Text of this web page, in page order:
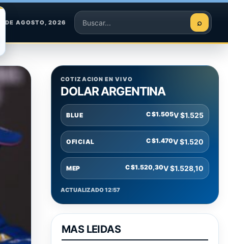
DE AGOSTO, 2026
Buscar
⌕
COTIZACION EN VIVO
DOLAR ARGENTINA
BLUE C $1.505V $1.525
OFICIAL C $1.470V $1.520
MEP C $1.520,30V $1.528,10
ACTUALIZADO 12:57
MAS LEIDAS